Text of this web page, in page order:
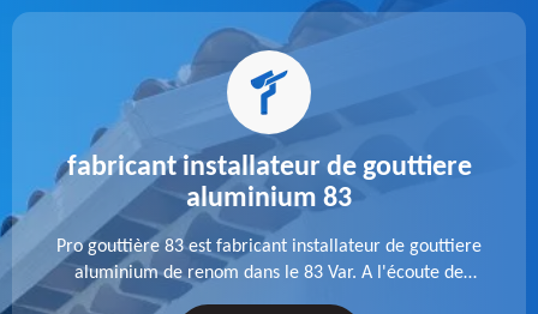
fabricant installateur de gouttiere
aluminium 83
Pro gouttière 83 est fabricant installateur de gouttiere
aluminium de renom dans le 83 Var. A l'écoute de
chaque besoin, notre équipe veille à réaliser des